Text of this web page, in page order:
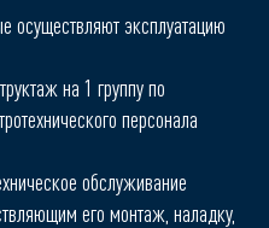
осуществляют эксплуатацию
на 1 группу по
персонала
обслуживание
его монтаж, наладку,